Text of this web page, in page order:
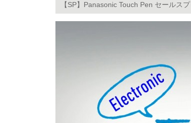
【SP】Panasonic Touch Pen セールス